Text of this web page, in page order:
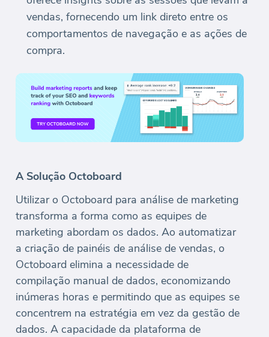
vendas, fornecendo um link direto entre os
comportamentos de navegação e as ações de
compra.
A Solução Octoboard
Utilizar o Octoboard para análise de marketing
transforma a forma como as equipes de
marketing abordam os dados. Ao automatizar
a criação de painéis de análise de vendas, o
Octoboard elimina a necessidade de
compilação manual de dados, economizando
inúmeras horas e permitindo que as equipes se
concentrem na estratégia em vez da gestão de
dados. A capacidade da plataforma de